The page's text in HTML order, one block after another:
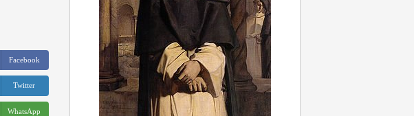
Facebook
Twitter
WhatsApp